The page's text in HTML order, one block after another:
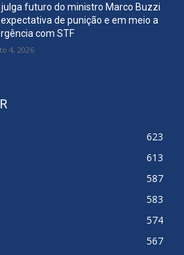
julga futuro do ministro Marco Buzzi
de punição e em meio a
com STF
4, 2026
623
613
587
583
574
567